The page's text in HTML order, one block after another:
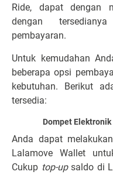
Ride, dapat dengan
dengan
pembayaran.
Untuk kemudahan
beberapa opsi
kebutuhan. Berikut
tersedia:
Dompet
Anda dapat
Lalamove Wallet
Cukup top-upsaldo di